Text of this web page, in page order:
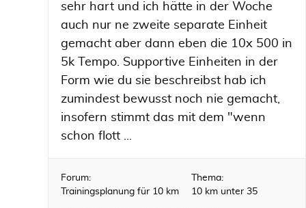
sehr hart und ich hätte in der Woche
auch nur ne zweite separate Einheit
gemacht aber dann eben die 10x 500 in
5k Tempo. Supportive Einheiten in der
Form wie du sie beschreibst hab ich
zumindest bewusst noch nie gemacht,
insofern stimmt das mit dem "wenn
schon flott ...
Forum:
Trainingsplanung für 10 km
Thema:
10 km unter 35